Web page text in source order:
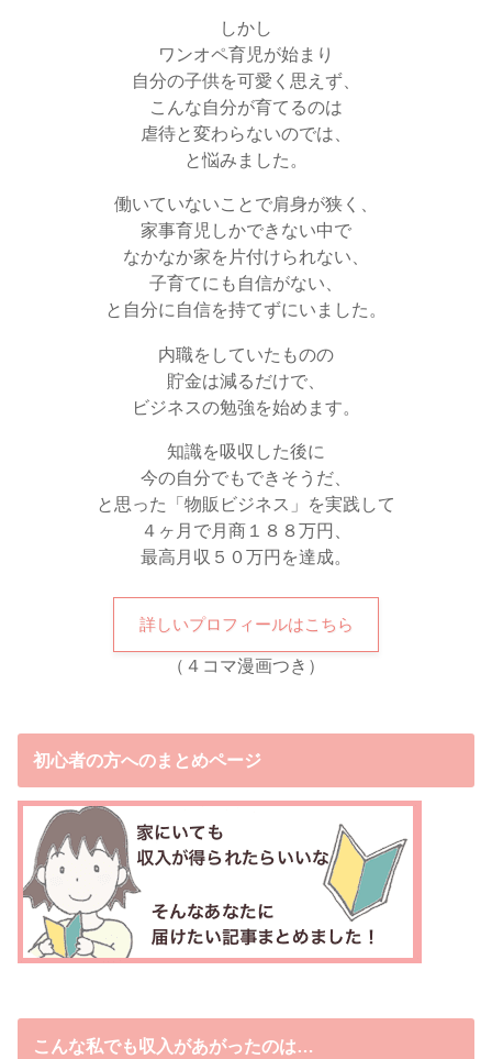
しかし
ワンオペ育児が始まり
自分の子供を可愛く思えず、
こんな自分が育てるのは
虐待と変わらないのでは、
と悩みました。
働いていないことで肩身が狭く、
家事育児しかできない中で
なかなか家を片付けられない、
子育てにも自信がない、
と自分に自信を持てずにいました。
内職をしていたものの
貯金は減るだけで、
ビジネスの勉強を始めます。
知識を吸収した後に
今の自分でもできそうだ、
と思った「物販ビジネス」を実践して
４ヶ月で月商１８８万円、
最高月収５０万円を達成。
詳しいプロフィールはこちら
（４コマ漫画つき）
初心者の方へのまとめページ
こんな私でも収入があがったのは…